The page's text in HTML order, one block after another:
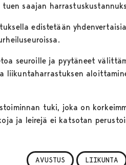
saajan
edistetään
seuroille ja pyytäneet
liikuntaharrastuksen
tuki, joka on
ja leirejä ei katsotan
AVUSTUS LIIKUNTA